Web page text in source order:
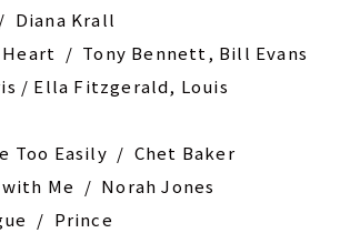
Diana Krall
Heart / Tony Bennett, Bill Evans
/ Ella Fitzgerald, Louis
Too Easily / Chet Baker
with Me / Norah Jones
/ Prince